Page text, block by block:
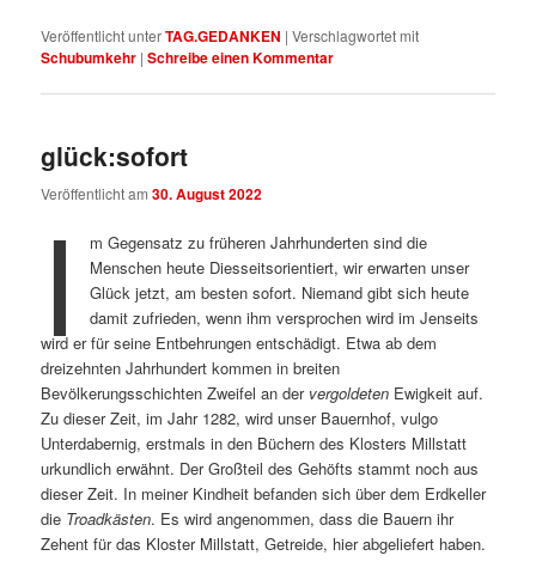
Veröffentlicht unterTAG.GEDANKEN |Verschlagwortet mit
Schubumkehr |Schreibe einen Kommentar
glück:sofort
Veröffentlicht am30. August 2022
I
m Gegensatz zu früheren Jahrhunderten sind die
Menschen heute Diesseitsorientiert, wir erwarten unser
Glück jetzt, am besten sofort. Niemand gibt sich heute
damit zufrieden, wenn ihm versprochen wird im Jenseits
wird er für seine Entbehrungen entschädigt. Etwa ab dem
dreizehnten Jahrhundert kommen in breiten
Bevölkerungsschichten Zweifel an der vergoldeten Ewigkeit auf.
Zu dieser Zeit, im Jahr 1282, wird unser Bauernhof, vulgo
Unterdabernig, erstmals in den Büchern des Klosters Millstatt
urkundlich erwähnt. Der Großteil des Gehöfts stammt noch aus
dieser Zeit. In meiner Kindheit befanden sich über dem Erdkeller
die Troadkästen. Es wird angenommen, dass die Bauern ihr
Zehent für das Kloster Millstatt, Getreide, hier abgeliefert haben.